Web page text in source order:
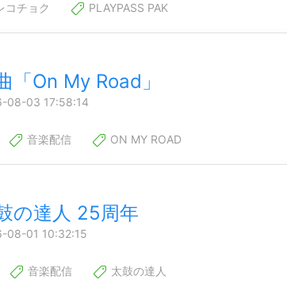
コチョク PLAYPASS PAK
「On My Road」
08-03 17:58:14
音楽配信 ON MY ROAD
の達人 25周年
08-01 10:32:15
音楽配信 太鼓の達人